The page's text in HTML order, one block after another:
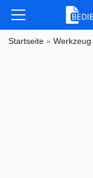
Startseite »Werkzeug